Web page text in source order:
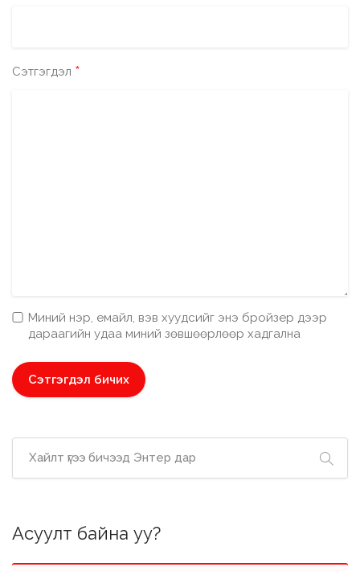
Сэтгэгдэл *
Миний нэр, емайл, вэв хуудсийг энэ бройзер дээр
дараагийн удаа миний зөвшөөрлөөр хадгална
Асуулт байна уу?